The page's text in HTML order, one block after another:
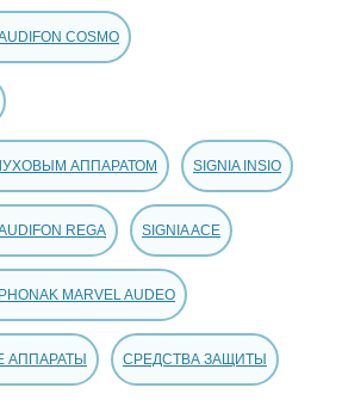
COSMO
АППАРАТОМ SIGNIA INSIO
REGA SIGNIA ACE
MARVEL AUDEO
АППАРАТЫ СРЕДСТВА ЗАЩИТЫ